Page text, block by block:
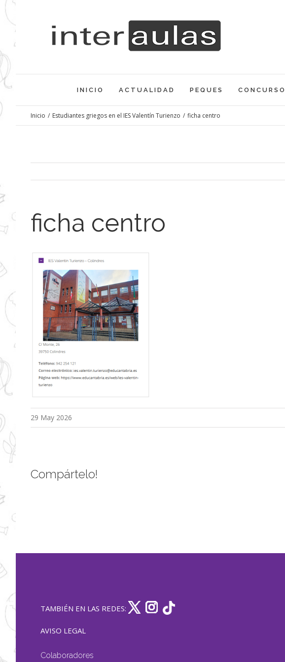
Saltar
INICIO ACTUALIDAD PEQUES CONCURSO
Inicio / Estudiantes griegos en el IES Valentín Turienzo / ficha centro
ficha centro
29 May 2026
Compártelo!
TAMBIÉN EN LAS REDES:
AVISO LEGAL
Colaboradores